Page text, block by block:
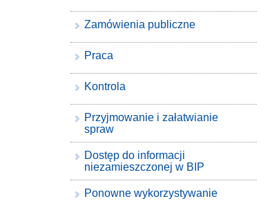
Zamówienia publiczne
Praca
Kontrola
Przyjmowanie i załatwianie
spraw
Dostęp do informacji
niezamieszczonej w BIP
Ponowne wykorzystywanie